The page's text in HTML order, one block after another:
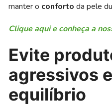
manter o confortoda pele
Clique aqui e conheça a
Evite
agressivos
equilíbrio